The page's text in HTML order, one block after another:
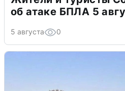
об атаке БПЛА 5
5 августа 0